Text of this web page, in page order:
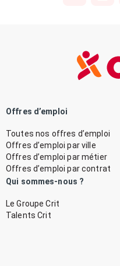
Offres d’emploi
Toutes nos offres d’emploi
Offres d’emploi par ville
Offres d’emploi par métier
Offres d’emploi par contrat
Qui sommes-nous ?
Le Groupe Crit
Talents Crit